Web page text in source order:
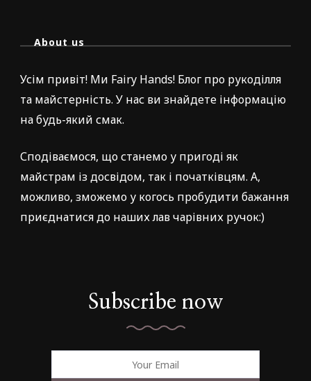
About us
Усім привіт! Ми Fairy Hands! Блог про рукоділля
та майстерність. У нас ви знайдете інформацію
на будь-який смак.
Сподіваємося, що станемо у пригоді як
майстрам із досвідом, так і початківцям. А,
можливо, зможемо у когось пробудити бажання
приєднатися до наших лав чарівних ручок:)
Subscribe now